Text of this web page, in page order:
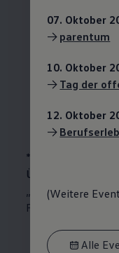
InKassel
und
den
* Abschlussnote
Fassung
07. Oktober
-> parentum
10. Oktober
-> Tag der
12. Oktober
->
(Weitere
Alle